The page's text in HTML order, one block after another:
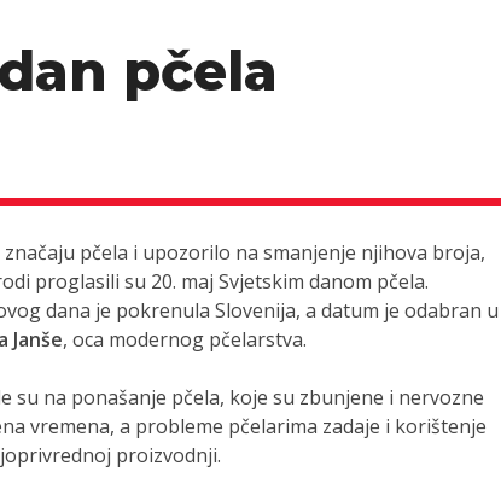
pčela
pčela i upozorilo na smanjenje njihova broja,
proglasili su 20. maj Svjetskim danom pčela.
dana je pokrenula Slovenija, a datum je odabran u
Janše, oca modernog pčelarstva.
su na ponašanje pčela, koje su zbunjene i nervozne
vremena, a probleme pčelarima zadaje i korištenje
proizvodnji.